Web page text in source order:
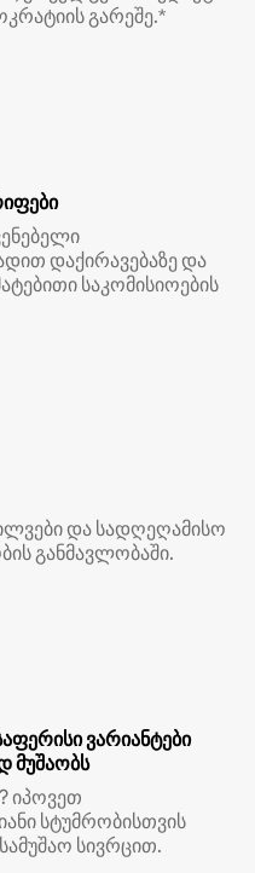
გარეშე.*
დაქირავებაზე და
საკომისიოების
და სადღეღამისო
განმავლობაში.
ვარიანტები
მუშაობს
იპოვეთ
სტუმრობისთვის
სივრცით.